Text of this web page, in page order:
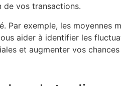
de vos transactions.
Par exemple, les moyennes
aider à identifier les
et augmenter vos